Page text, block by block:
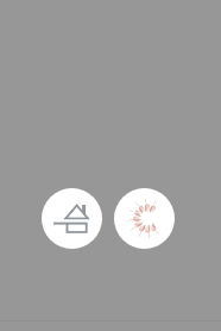
en una nueva ventana))